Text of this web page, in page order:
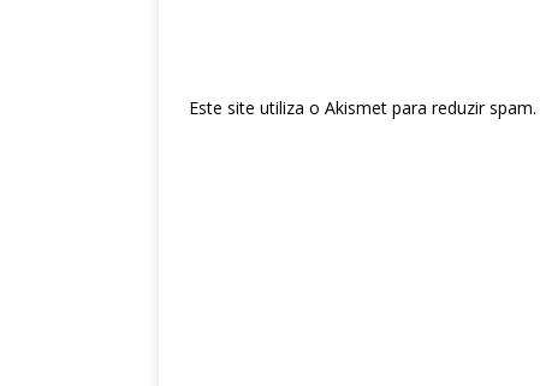
Este site utiliza o Akismet para reduzir spam.